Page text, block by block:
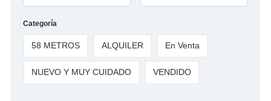
Categoría
58 METROS ALQUILER En Venta
NUEVO Y MUY CUIDADO VENDIDO